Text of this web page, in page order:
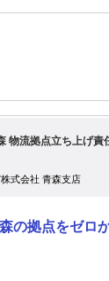
り まずは基本的な商
す。 ブランド品や
様の対応は当日で完
です。 残業もほぼ無く、
ンターテイメントを通じ
多方面に事業展開し
新店舗開発に取り組
キャリアアップについて】 弊社（株式会社ウィズワン）は、古物
いける環境なので、
物流拠点立ち上げ責
式会社 青森支店
の拠点をゼロ